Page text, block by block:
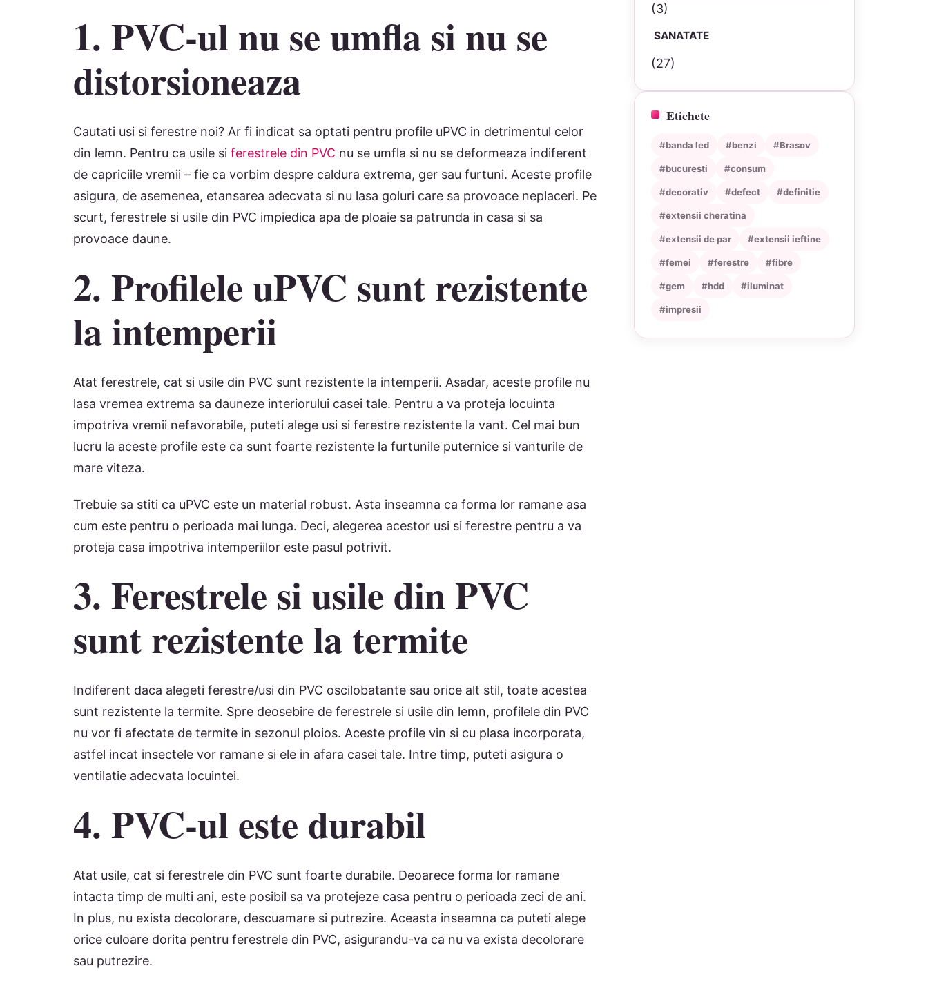
1. PVC-ul nu se umfla si nu se
distorsioneaza
Cautati usi si ferestre noi? Ar fi indicat sa optati pentru profile uPVC in detrimentul celor
din lemn. Pentru ca usile si ferestrele din PVC nu se umfla si nu se deformeaza indiferent
de capriciile vremii – fie ca vorbim despre caldura extrema, ger sau furtuni. Aceste profile
asigura, de asemenea, etansarea adecvata si nu lasa goluri care sa provoace neplaceri. Pe
scurt, ferestrele si usile din PVC impiedica apa de ploaie sa patrunda in casa si sa
provoace daune.
2. Profilele uPVC sunt rezistente
la intemperii
Atat ferestrele, cat si usile din PVC sunt rezistente la intemperii. Asadar, aceste profile nu
lasa vremea extrema sa dauneze interiorului casei tale. Pentru a va proteja locuinta
impotriva vremii nefavorabile, puteti alege usi si ferestre rezistente la vant. Cel mai bun
lucru la aceste profile este ca sunt foarte rezistente la furtunile puternice si vanturile de
mare viteza.
Trebuie sa stiti ca uPVC este un material robust. Asta inseamna ca forma lor ramane asa
cum este pentru o perioada mai lunga. Deci, alegerea acestor usi si ferestre pentru a va
proteja casa impotriva intemperiilor este pasul potrivit.
3. Ferestrele si usile din PVC
sunt rezistente la termite
Indiferent daca alegeti ferestre/usi din PVC oscilobatante sau orice alt stil, toate acestea
sunt rezistente la termite. Spre deosebire de ferestrele si usile din lemn, profilele din PVC
nu vor fi afectate de termite in sezonul ploios. Aceste profile vin si cu plasa incorporata,
astfel incat insectele vor ramane si ele in afara casei tale. Intre timp, puteti asigura o
ventilatie adecvata locuintei.
4. PVC-ul este durabil
Atat usile, cat si ferestrele din PVC sunt foarte durabile. Deoarece forma lor ramane
intacta timp de multi ani, este posibil sa va protejeze casa pentru o perioada zeci de ani.
In plus, nu exista decolorare, descuamare si putrezire. Aceasta inseamna ca puteti alege
orice culoare dorita pentru ferestrele din PVC, asigurandu-va ca nu va exista decolorare
sau putrezire.
(3)
SANATATE
(27)
Etichete
#banda led #benzi #Brasov
#bucuresti #consum
#decorativ #defect #definitie
#extensii cheratina
#extensii de par #extensii ieftine
#femei #ferestre #fibre
#gem #hdd #iluminat
#impresii